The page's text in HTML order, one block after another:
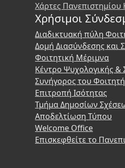
Χάρτες Πανεπιστημίου
Χρήσιμοι
Διαδικτυακή πύλη
Δομή Διασύνδεσης και
Φοιτητική Μέριμνα
Κέντρο Ψυχολογικής &
Συνήγορος του Φοιτητή
Επιτροπή Ισότητας
Τμήμα Δημοσίων
Αποδελτίωση Τύπου
Welcome Office
Επισκεφθείτε το